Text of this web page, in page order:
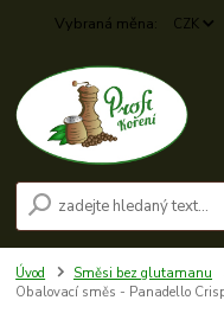
CZK
Úvod Směsi bez glutamanu
Obalovací směs - Panadello